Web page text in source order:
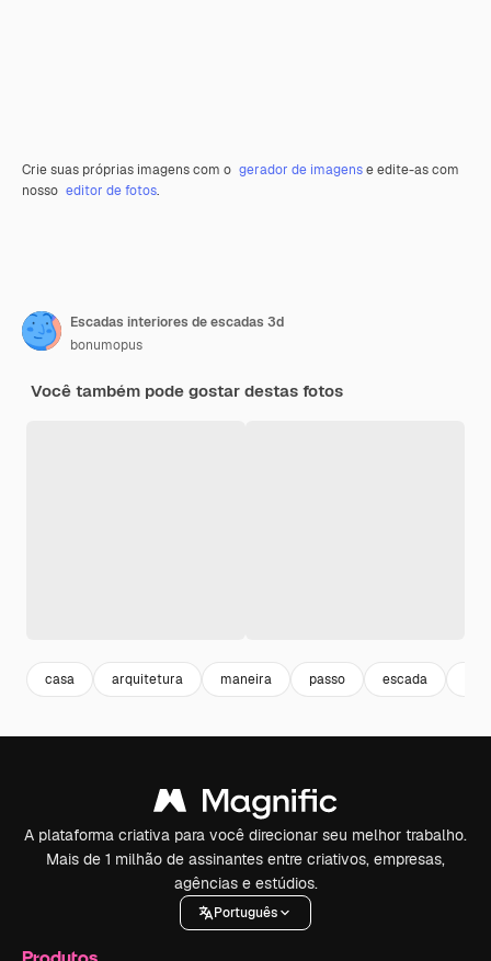
Crie suas próprias imagens com o gerador de imagense edite-as com
nosso editor de fotos.
Escadas interiores de escadas 3d
bonumopus
Você também pode gostar destas fotos
casa arquitetura maneira passo escada
A plataforma criativa para você direcionar seu melhor trabalho.
Mais de 1 milhão de assinantes entre criativos, empresas,
agências e estúdios.
Português